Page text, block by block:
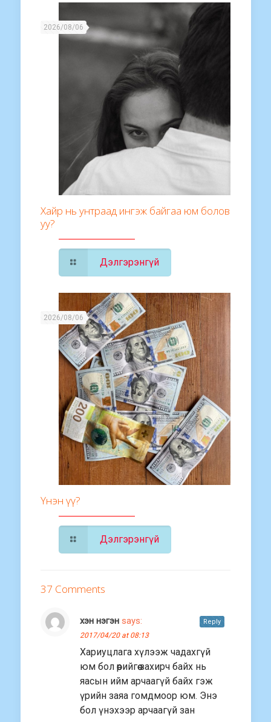
2026/08/06
Хайр нь унтраад ингэж байгаа юм болов
уу?
Дэлгэрэнгүй
2026/08/06
Үнэн үү?
Дэлгэрэнгүй
37 Comments
хэн нэгэн says:
2017/04/20 at 08:13
Хариуцлага хүлээж чадахгүй
юм бол өөрийгөө захирч байх нь
яасын ийм арчаагүй байх гэж
үрийн заяа гомдмоор юм. Энэ
бол үнэхээр арчаагүй зан
Reply